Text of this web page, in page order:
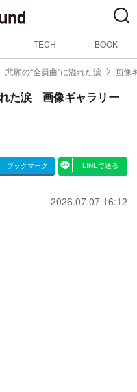
TECH BOOK
悲願の“全員曲”に溢れた涙 画像
た涙 画像ギャラリー
ブックマーク LINEで送る
2026.07.07 16:12